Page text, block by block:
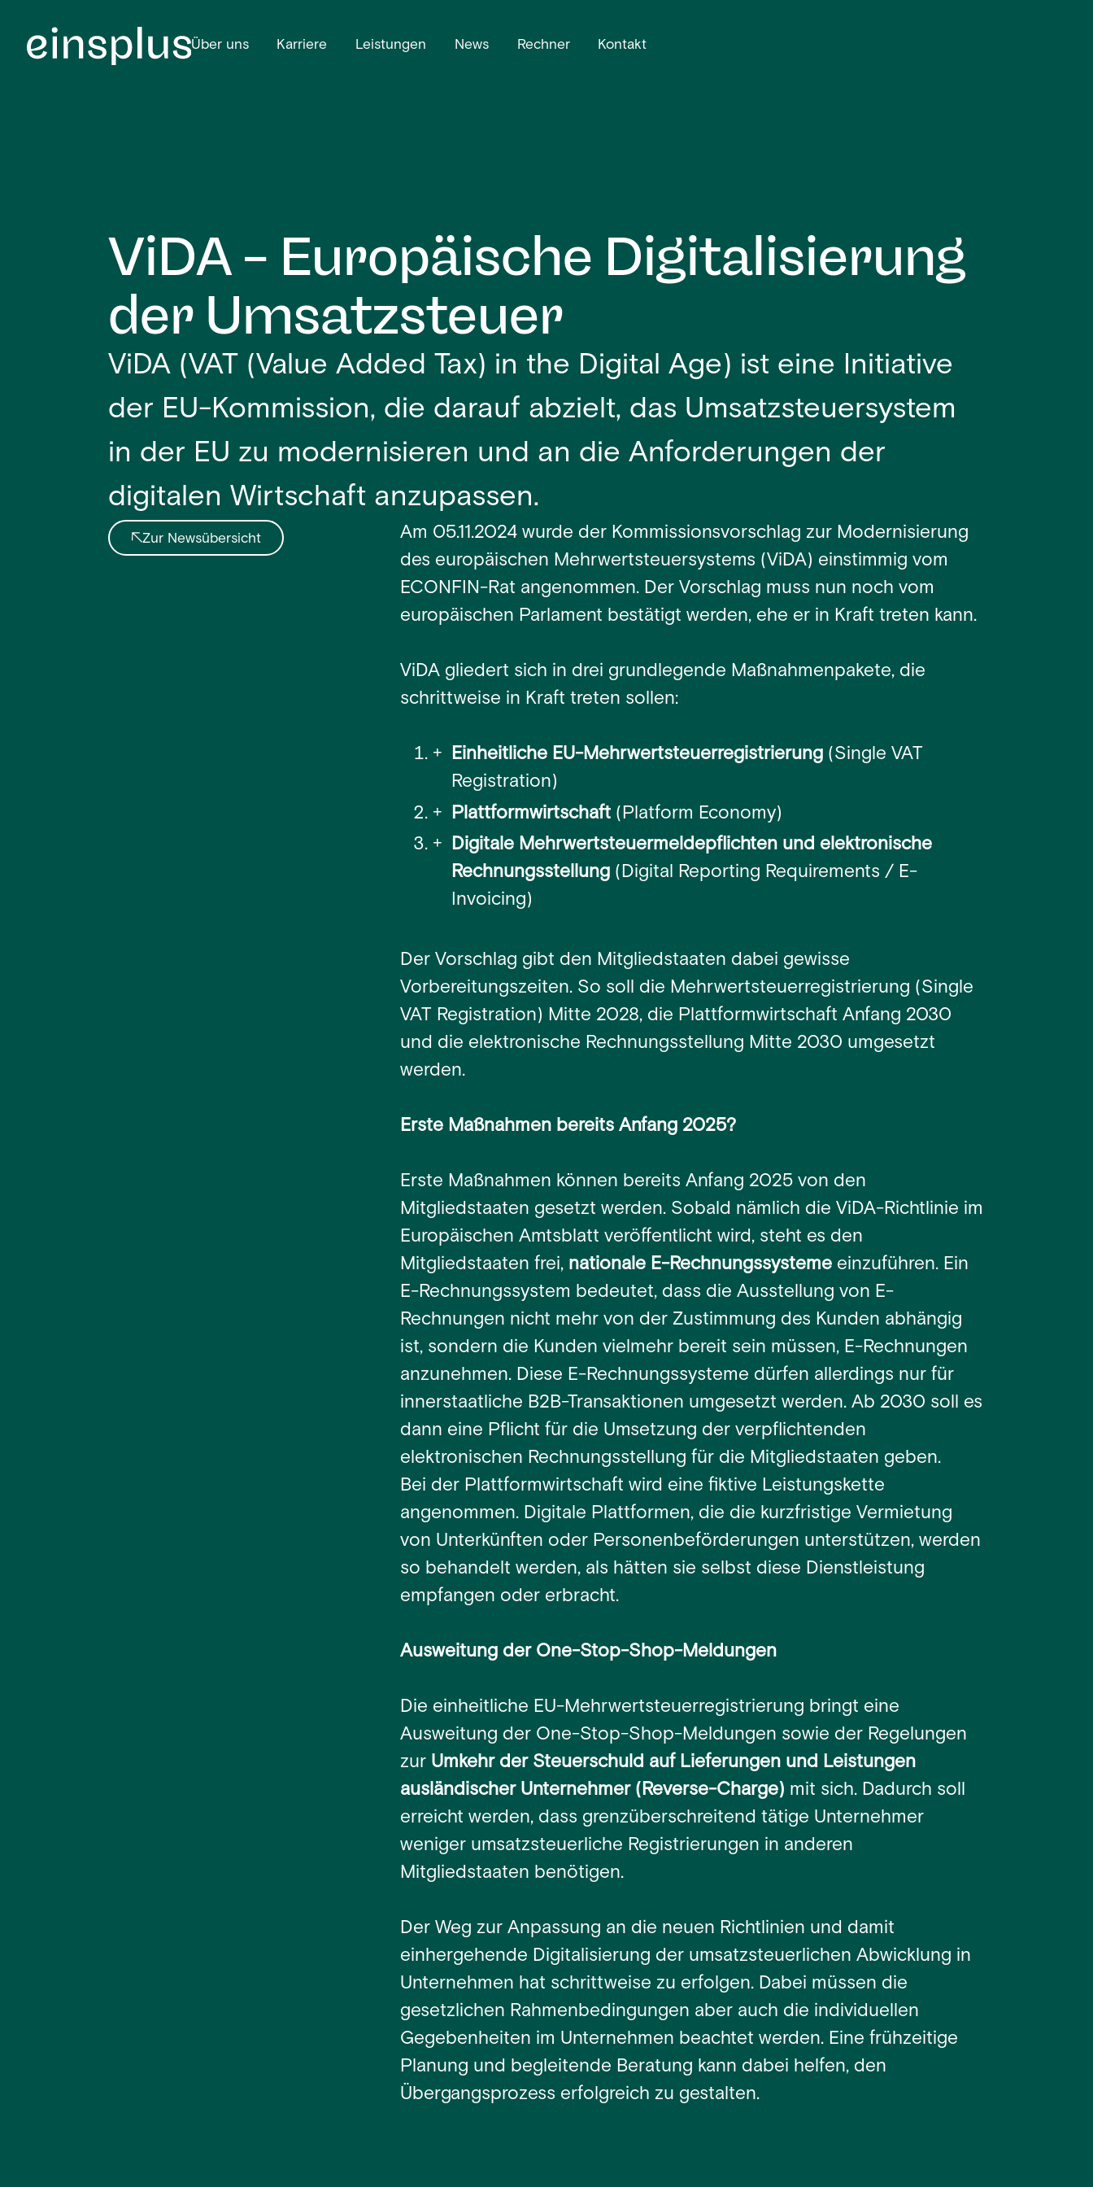
Über uns Karriere Leistungen News Rechner Kontakt
ViDA – Europäische Digitalisierung
der Umsatzsteuer
ViDA (VAT (Value Added Tax) in the Digital Age) ist eine Initiative
der EU-Kommission, die darauf abzielt, das Umsatzsteuersystem
in der EU zu modernisieren und an die Anforderungen der
digitalen Wirtschaft anzupassen.
Zur Newsübersicht
Am 05.11.2024 wurde der Kommissionsvorschlag zur Modernisierung
des europäischen Mehrwertsteuersystems (ViDA) einstimmig vom
ECONFIN-Rat angenommen. Der Vorschlag muss nun noch vom
europäischen Parlament bestätigt werden, ehe er in Kraft treten kann.
ViDA gliedert sich in drei grundlegende Maßnahmenpakete, die
schrittweise in Kraft treten sollen:
Einheitliche EU-Mehrwertsteuerregistrierung(Single VAT
Registration)
Plattformwirtschaft(Platform Economy)
Digitale Mehrwertsteuermeldepflichten und elektronische
Rechnungsstellung(Digital Reporting Requirements / E-
Invoicing)
Der Vorschlag gibt den Mitgliedstaaten dabei gewisse
Vorbereitungszeiten. So soll die Mehrwertsteuerregistrierung (Single
VAT Registration) Mitte 2028, die Plattformwirtschaft Anfang 2030
und die elektronische Rechnungsstellung Mitte 2030 umgesetzt
werden.
Erste Maßnahmen bereits Anfang 2025?
Erste Maßnahmen können bereits Anfang 2025 von den
Mitgliedstaaten gesetzt werden. Sobald nämlich die ViDA-Richtlinie im
Europäischen Amtsblatt veröffentlicht wird, steht es den
Mitgliedstaaten frei, nationale E-Rechnungssysteme einzuführen. Ein
E-Rechnungssystem bedeutet, dass die Ausstellung von E-
Rechnungen nicht mehr von der Zustimmung des Kunden abhängig
ist, sondern die Kunden vielmehr bereit sein müssen, E-Rechnungen
anzunehmen. Diese E-Rechnungssysteme dürfen allerdings nur für
innerstaatliche B2B-Transaktionen umgesetzt werden. Ab 2030 soll es
dann eine Pflicht für die Umsetzung der verpflichtenden
elektronischen Rechnungsstellung für die Mitgliedstaaten geben.
Bei der Plattformwirtschaft wird eine fiktive Leistungskette
angenommen. Digitale Plattformen, die die kurzfristige Vermietung
von Unterkünften oder Personenbeförderungen unterstützen, werden
so behandelt werden, als hätten sie selbst diese Dienstleistung
empfangen oder erbracht.
Ausweitung der One-Stop-Shop-Meldungen
Die einheitliche EU-Mehrwertsteuerregistrierung bringt eine
Ausweitung der One-Stop-Shop-Meldungen sowie der Regelungen
zur Umkehr der Steuerschuld auf Lieferungen und Leistungen
ausländischer Unternehmer (Reverse-Charge) mit sich. Dadurch soll
erreicht werden, dass grenzüberschreitend tätige Unternehmer
weniger umsatzsteuerliche Registrierungen in anderen
Mitgliedstaaten benötigen.
Der Weg zur Anpassung an die neuen Richtlinien und damit
einhergehende Digitalisierung der umsatzsteuerlichen Abwicklung in
Unternehmen hat schrittweise zu erfolgen. Dabei müssen die
gesetzlichen Rahmenbedingungen aber auch die individuellen
Gegebenheiten im Unternehmen beachtet werden. Eine frühzeitige
Planung und begleitende Beratung kann dabei helfen, den
Übergangsprozess erfolgreich zu gestalten.